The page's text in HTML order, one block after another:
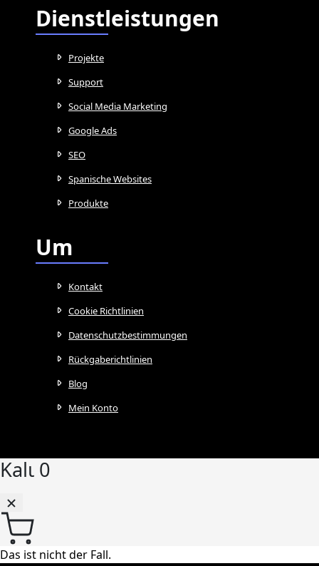
Dienstleistungen
Projekte
Support
Social Media Marketing
Google Ads
SEO
Spanische Websites
Produkte
Um
Kontakt
Cookie Richtlinien
Datenschutzbestimmungen
Rückgaberichtlinien
Blog
Mein Konto
Kalι 0
Das ist nicht der Fall.